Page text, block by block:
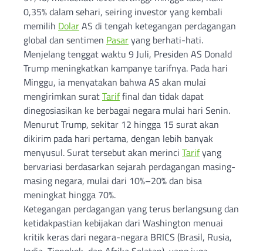
0,35% dalam sehari, seiring investor yang kembali
memilih DolarAS di tengah ketegangan perdagangan
global dan sentimen Pasaryang berhati-hati.
Menjelang tenggat waktu 9 Juli, Presiden AS Donald
Trump meningkatkan kampanye tarifnya. Pada hari
Minggu, ia menyatakan bahwa AS akan mulai
mengirimkan suratTariffinal dan tidak dapat
dinegosiasikan ke berbagai negara mulai hari Senin.
Menurut Trump, sekitar 12 hingga 15 surat akan
dikirim pada hari pertama, dengan lebih banyak
menyusul. Surat tersebut akan merinci Tarifyang
bervariasi berdasarkan sejarah perdagangan masing-
masing negara, mulai dari 10%–20% dan bisa
meningkat hingga 70%.
Ketegangan perdagangan yang terus berlangsung dan
ketidakpastian kebijakan dari Washington menuai
kritik keras dari negara-negara BRICS (Brasil, Rusia,